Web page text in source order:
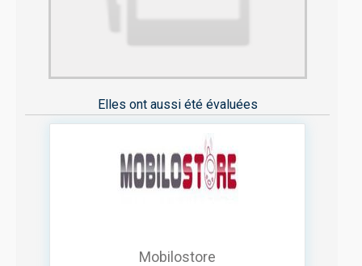
Elles ont aussi été évaluées
Mobilostore